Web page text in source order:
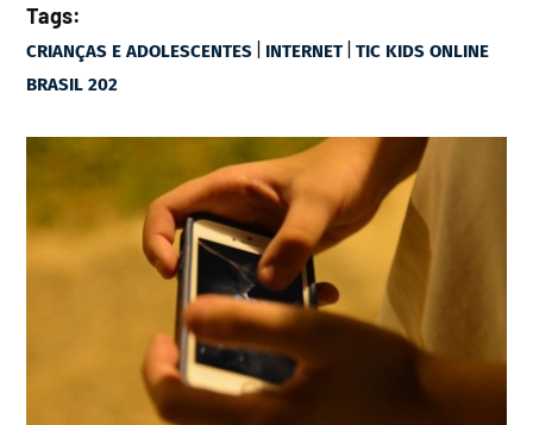
Tags:
CRIANÇAS E ADOLESCENTES | INTERNET |TIC KIDS ONLINE
BRASIL 202